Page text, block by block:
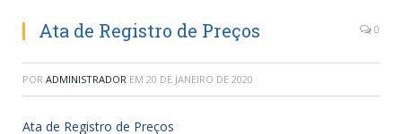
Ata de Registro de Preços 0
POR ADMINISTRADOR EM 20 DE JANEIRO DE 2020
Ata de Registro de Preços